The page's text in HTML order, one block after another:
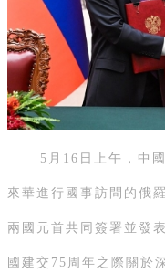
5月16日上午，中
來華進行國事訪問的俄
兩國元首共同簽署並發
國建交75周年之際關於